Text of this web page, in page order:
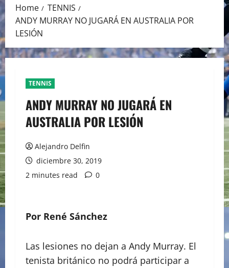
Home
TENNIS
ANDY MURRAY NO JUGARÁ EN AUSTRALIA POR
LESIÓN
TENNIS
ANDY MURRAY NO JUGARÁ EN
AUSTRALIA POR LESIÓN
Alejandro Delfin
diciembre 30, 2019
2 minutes read
0
Por René Sánchez
Las lesiones no dejan a Andy Murray. El
tenista británico no podrá participar a